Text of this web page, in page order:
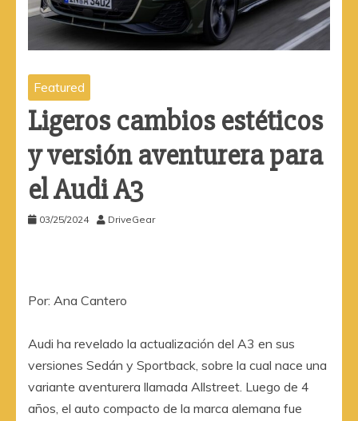
Featured
Ligeros cambios estéticos
y versión aventurera para
el Audi A3
03/25/2024 DriveGear
Por: Ana Cantero
Audi ha revelado la actualización del A3 en sus
versiones Sedán y Sportback, sobre la cual nace una
variante aventurera llamada Allstreet. Luego de 4
años, el auto compacto de la marca alemana fue